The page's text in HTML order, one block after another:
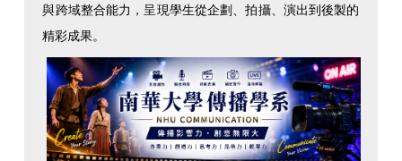
與跨域整合能力，呈現學生從企劃、拍攝、演出到後製的
精彩成果。